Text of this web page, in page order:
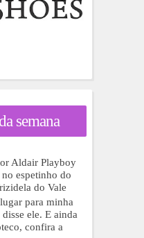
semana
Aldair Playboy
espetinho do
do Vale
para minha
ele. E ainda
confira a